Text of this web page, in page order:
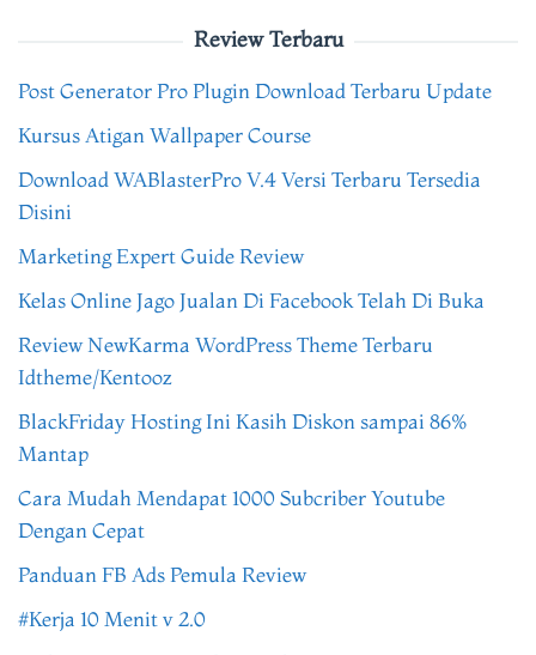
Review Terbaru
Post Generator Pro Plugin Download Terbaru Update
Kursus Atigan Wallpaper Course
Download WABlasterPro V.4 Versi Terbaru Tersedia
Disini
Marketing Expert Guide Review
Kelas Online Jago Jualan Di Facebook Telah Di Buka
Review NewKarma WordPress Theme Terbaru
Idtheme/Kentooz
BlackFriday Hosting Ini Kasih Diskon sampai 86%
Mantap
Cara Mudah Mendapat 1000 Subcriber Youtube
Dengan Cepat
Panduan FB Ads Pemula Review
#Kerja 10 Menit v 2.0